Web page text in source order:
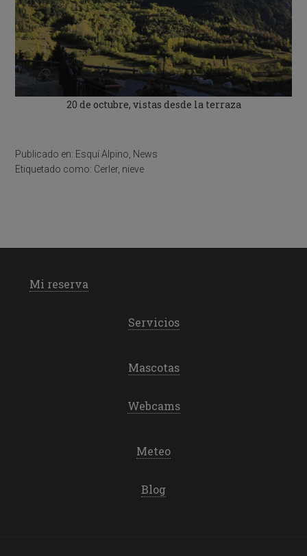
20 de octubre, vistas desde la terraza
Publicado en: Esquí Alpino News
Etiquetado como: Cerler, nieve
Mi reserva
Servicios
Mascotas
Webcams
Meteo
Blog